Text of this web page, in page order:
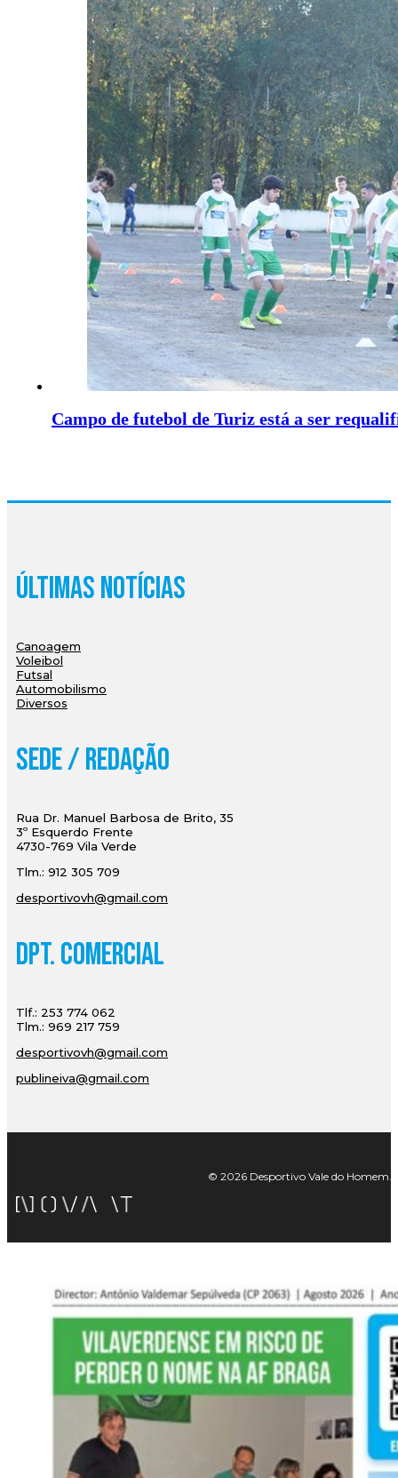
Campo de futebol de Turiz está a ser
Últimas Notícias
Canoagem
Voleibol
Futsal
Automobilismo
Diversos
Sede / Redação
Rua Dr. Manuel Barbosa de Brito, 35
3º Esquerdo Frente
4730-769 Vila Verde
Tlm.: 912 305 709
desportivovh@gmail.com
Dpt. Comercial
Tlf.: 253 774 062
Tlm.: 969 217 759
desportivovh@gmail.com
publineiva@gmail.com
© 2026 Desportivo Vale do Homem.